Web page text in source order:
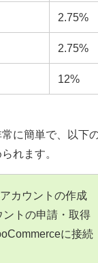
2.75%
2.75%
12%
に簡単で、以下
れます。
カウントの作成
ントの申請・取得
に接続